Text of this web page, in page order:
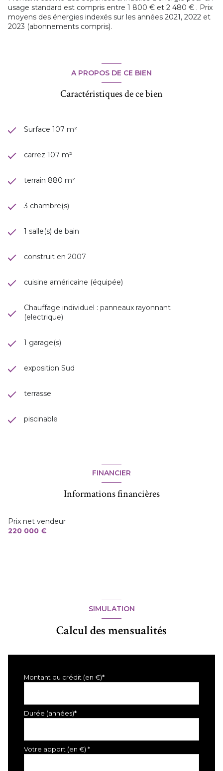
usage standard est compris entre 1 800 € et 2 480 € . Prix
moyens des énergies indexés sur les années 2021, 2022 et
2023 (abonnements compris).
A PROPOS DE CE BIEN
Caractéristiques de ce bien
Surface 107 m²
carrez 107 m²
terrain 880 m²
3 chambre(s)
1 salle(s) de bain
construit en 2007
cuisine américaine (équipée)
Chauffage individuel : panneaux rayonnant
(electrique)
1 garage(s)
exposition Sud
terrasse
piscinable
FINANCIER
Informations financières
Prix net vendeur
220 000 €
SIMULATION
Calcul des mensualités
Montant du crédit (en €)*
Durée (années)*
Votre apport (en €) *